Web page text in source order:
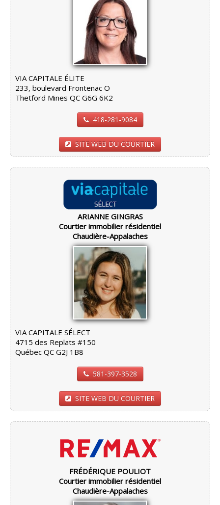
VIA CAPITALE ÉLITE
233, boulevard Frontenac O
Thetford Mines QC G6G 6K2
418-281-9084
SITE WEB DU COURTIER
ARIANNE GINGRAS
Courtier immobilier résidentiel
Chaudière-Appalaches
VIA CAPITALE SÉLECT
4715 des Replats #150
Québec QC G2J 1B8
581-397-3528
SITE WEB DU COURTIER
FRÉDÉRIQUE POULIOT
Courtier immobilier résidentiel
Chaudière-Appalaches